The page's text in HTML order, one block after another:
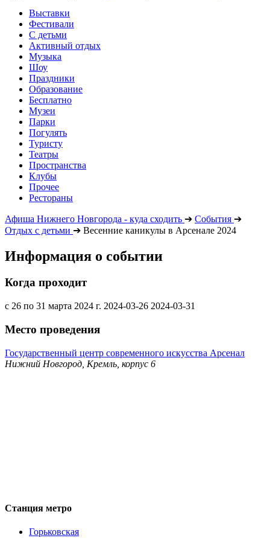
Выставки
Фестивали
С детьми
Активный отдых
Музыка
Шоу
Праздники
Образование
Бесплатно
Музеи
Парки
Погулять
Туристу
Театры
Пространства
Клубы
Прочее
Рестораны
Афиша Нижнего Новгорода - куда сходить ➔ События ➔
Отдых с детьми ➔ Весенние каникулы в Арсенале 2024
Информация о событии
Когда проходит
с 26 по 31 марта 2024 г. 2024-03-26 2024-03-31
Место проведения
Государственный центр современного искусства Арсенал
Нижний Новгород, Кремль, корпус 6
Станция метро
Горьковская